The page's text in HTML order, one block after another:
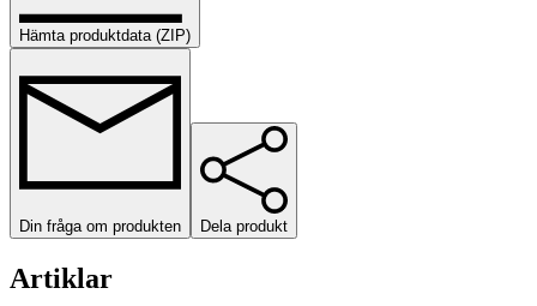
Hämta produktdata (ZIP)
Din fråga om produkten Dela produkt
Artiklar